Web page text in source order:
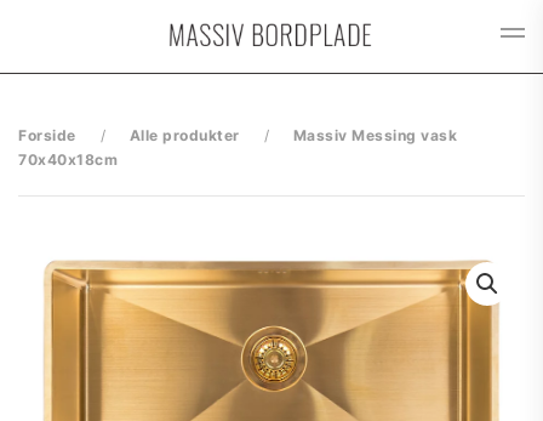
Forside Alle produkter
Massiv Messing vask
70x40x18cm